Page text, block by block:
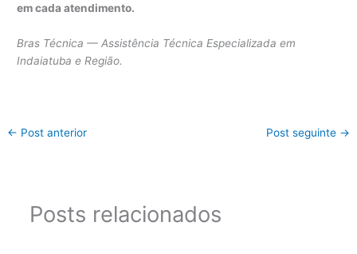
em cada atendimento.
Bras Técnica — Assistência Técnica Especializada em
Indaiatuba e Região.
← Post anterior Post seguinte →
Posts relacionados